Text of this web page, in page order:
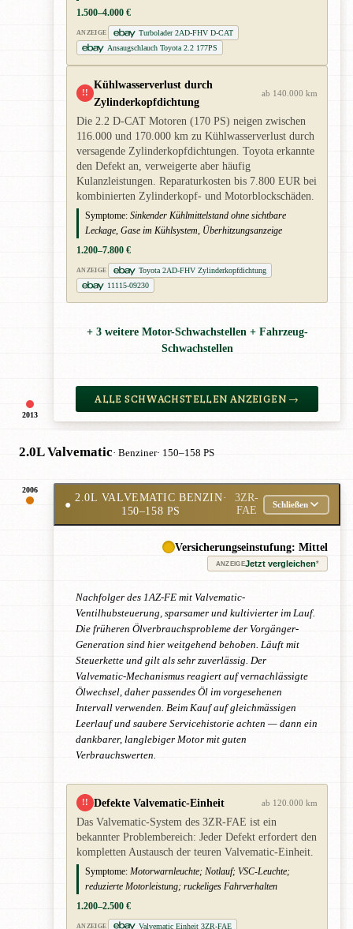
2013
1.500–4.000 €
ANZEIGE
Turbolader 2AD-FHV D-CAT
Ansaugschlauch Toyota 2.2 177PS
!!
Kühlwasserverlust durch
Zylinderkopfdichtung
ab 140.000 km
Die 2.2 D-CAT Motoren (170 PS) neigen zwischen
116.000 und 170.000 km zu Kühlwasserverlust durch
versagende Zylinderkopfdichtungen. Toyota erkannte
den Defekt an, verweigerte aber häufig
Kulanzleistungen. Reparaturkosten bis 7.800 EUR bei
kombinierten Zylinderkopf- und Motorblockschäden.
Symptome: Sinkender Kühlmittelstand ohne sichtbare
Leckage, Gase im Kühlsystem, Überhitzungsanzeige
1.200–7.800 €
ANZEIGE
Toyota 2AD-FHV Zylinderkopfdichtung
11115-09230
+ 3 weitere Motor-Schwachstellen + Fahrzeug-
Schwachstellen
ALLE SCHWACHSTELLEN ANZEIGEN →
2.0L Valvematic· Benziner· 150–158 PS
2006
●
2.0L VALVEMATIC BENZIN·
150–158 PS
3ZR-
FAE
Schließen
Versicherungseinstufung: Mittel
ANZEIGEJetzt vergleichen*
Nachfolger des 1AZ-FE mit Valvematic-
Ventilhubsteuerung, sparsamer und kultivierter im Lauf.
Die früheren Ölverbrauchsprobleme der Vorgänger-
Generation sind hier weitgehend behoben. Läuft mit
Steuerkette und gilt als sehr zuverlässig. Der
Valvematic-Mechanismus reagiert auf vernachlässigte
Ölwechsel, daher passendes Öl im vorgesehenen
Intervall verwenden. Beim Kauf auf gleichmässigen
Leerlauf und saubere Servicehistorie achten — dann ein
dankbarer, langlebiger Motor mit guten
Verbrauchswerten.
!! Defekte Valvematic-Einheit ab 120.000 km
Das Valvematic-System des 3ZR-FAE ist ein
bekannter Problembereich: Jeder Defekt erfordert den
kompletten Austausch der teuren Valvematic-Einheit.
Symptome: Motorwarnleuchte; Notlauf; VSC-Leuchte;
reduzierte Motorleistung; ruckeliges Fahrverhalten
1.200–2.500 €
ANZEIGE
Valvematic Einheit 3ZR-FAE